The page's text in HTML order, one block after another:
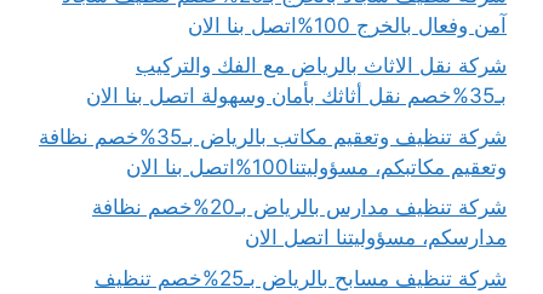
آمن وفعال بالخرج 100%اتصل بنا الان
شركة نقل الاثاث بالرياض مع الفك والتركيب
بـ35%خصم نقل أثاثك بأمان وسهولة اتصل بنا الان
شركة تنظيف وتعقيم مكاتب بالرياض بـ35%خصم نظافة
وتعقيم مكاتبكم، مسؤوليتنا100%اتصل بنا الان
شركة تنظيف مدارس بالرياض بـ20%خصم نظافة
مدارسكم، مسؤوليتنا اتصل الان
شركة تنظيف مسابح بالرياض بـ25%خصم تنظيف